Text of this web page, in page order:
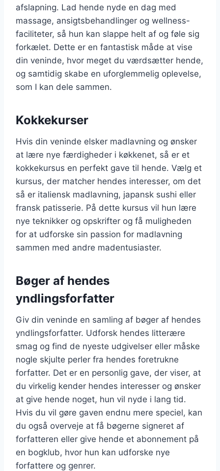
afslapning. Lad hende nyde en dag med
massage, ansigtsbehandlinger og wellness-
faciliteter, så hun kan slappe helt af og føle sig
forkælet. Dette er en fantastisk måde at vise
din veninde, hvor meget du værdsætter hende,
og samtidig skabe en uforglemmelig oplevelse,
som I kan dele sammen.
Kokkekurser
Hvis din veninde elsker madlavning og ønsker
at lære nye færdigheder i køkkenet, så er et
kokkekursus en perfekt gave til hende. Vælg et
kursus, der matcher hendes interesser, om det
så er italiensk madlavning, japansk sushi eller
fransk patisserie. På dette kursus vil hun lære
nye teknikker og opskrifter og få muligheden
for at udforske sin passion for madlavning
sammen med andre madentusiaster.
Bøger af hendes
yndlingsforfatter
Giv din veninde en samling af bøger af hendes
yndlingsforfatter. Udforsk hendes litterære
smag og find de nyeste udgivelser eller måske
nogle skjulte perler fra hendes foretrukne
forfatter. Det er en personlig gave, der viser, at
du virkelig kender hendes interesser og ønsker
at give hende noget, hun vil nyde i lang tid.
Hvis du vil gøre gaven endnu mere speciel, kan
du også overveje at få bøgerne signeret af
forfatteren eller give hende et abonnement på
en bogklub, hvor hun kan udforske nye
forfattere og genrer.